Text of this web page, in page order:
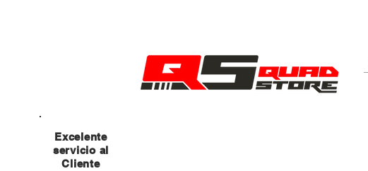
Excelente
servicio al
Cliente